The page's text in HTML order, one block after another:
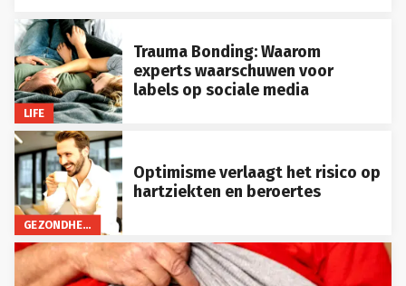
LIFE
Trauma Bonding: Waarom
experts waarschuwen voor
labels op sociale media
GEZONDHEID
Optimisme verlaagt het risico op
hartziekten en beroertes